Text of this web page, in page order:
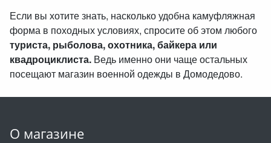
Если вы хотите знать, насколько удобна камуфляжная
форма в походных условиях, спросите об этом любого
туриста, рыболова, охотника, байкера или
квадроциклиста. Ведь именно они чаще остальных
посещают магазин военной одежды в Домодедово.
О магазине